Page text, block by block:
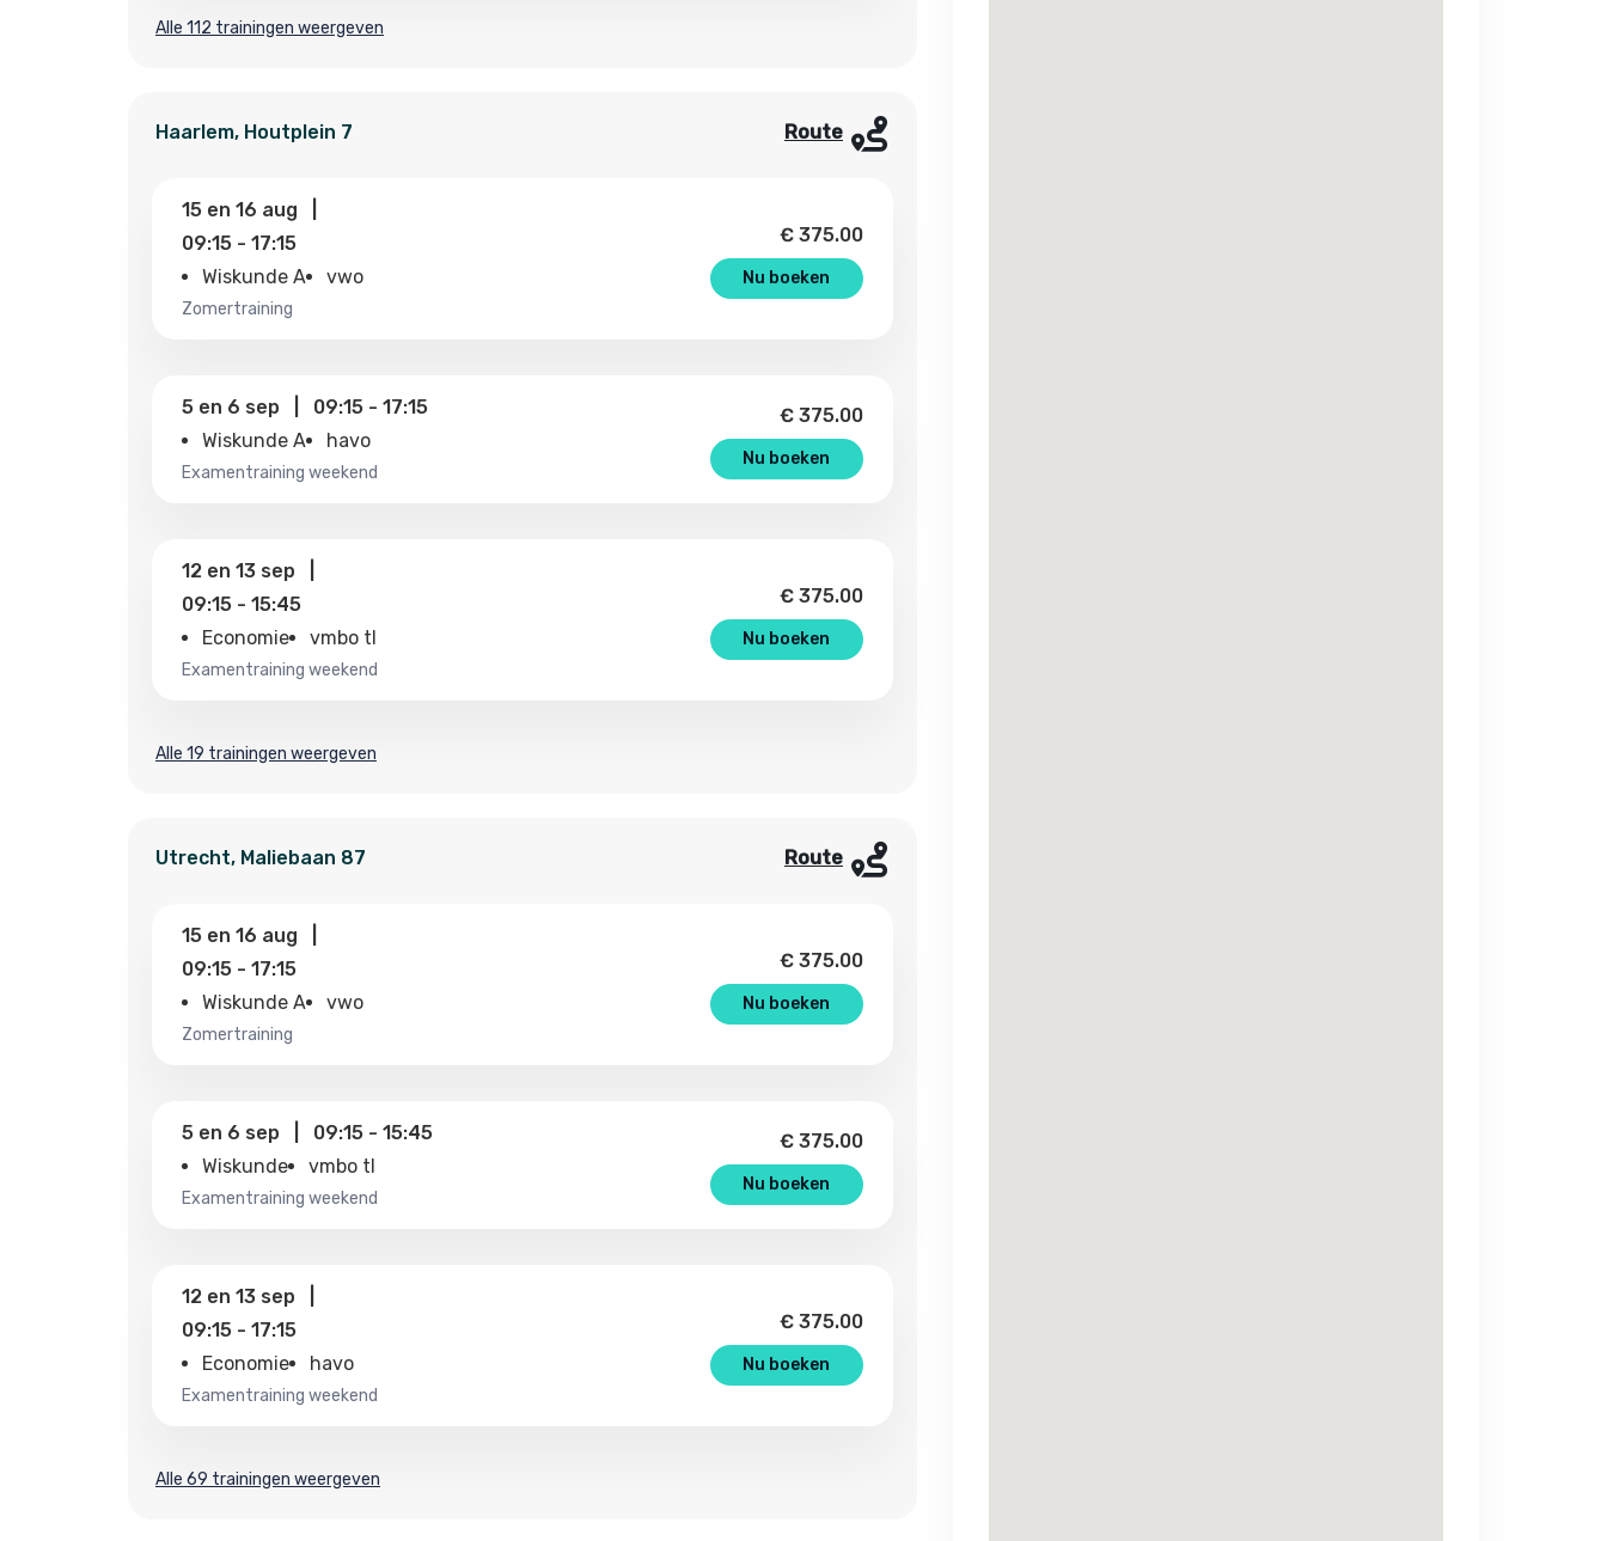
Alle 112 trainingen weergeven
Haarlem, Houtplein 7 Route
15 en 16 aug
09:15 - 17:15
Wiskunde A
vwo
zomertraining
€ 375.00
Nu boeken
5 en 6 sep 09:15 - 17:15
Wiskunde A
havo
examentraining weekend
€ 375.00
Nu boeken
12 en 13 sep
09:15 - 15:45
Economie
vmbo tl
examentraining weekend
€ 375.00
Nu boeken
Alle 19 trainingen weergeven
Utrecht, Maliebaan 87 Route
15 en 16 aug
09:15 - 17:15
Wiskunde A
vwo
zomertraining
€ 375.00
Nu boeken
5 en 6 sep 09:15 - 15:45
Wiskunde
vmbo tl
examentraining weekend
€ 375.00
Nu boeken
12 en 13 sep
09:15 - 17:15
Economie
havo
examentraining weekend
€ 375.00
Nu boeken
Alle 69 trainingen weergeven